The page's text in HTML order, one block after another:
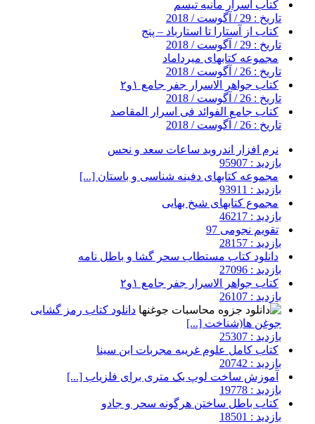
کتاب اسرار مانیه تیسم
تاریخ : 29 / آگوست / 2018
کتاب از آستارا تا استارباد – پنج
تاریخ : 29 / آگوست / 2018
مجموعه کتابهای میرداماد
تاریخ : 26 / آگوست / 2018
کتاب جواهر الاسرار جفر جامع ۱و۲
تاریخ : 26 / آگوست / 2018
کتاب جامع الفوائد فی اسرار المقاصد
تاریخ : 26 / آگوست / 2018
نرم افزار اندروید ساعات سعد و نحس
بازدید : 95907
مجموعه کتابهای دفینه شناسی و باستان [...]
بازدید : 93911
مجموع کتابهای شیخ بهایی
بازدید : 46217
تقویم نجومی 97
بازدید : 28157
دانلود کتاب مستطاب سحر گشا و باطل نامه
بازدید : 27096
کتاب جواهر الاسرار جفر جامع ۱و۲
بازدید : 26107
دانلود کتاب رمز گشایی
جوغن ها(شناخت [...]
بازدید : 25307
کتاب کامل علوم غریبه مجربات ابن سینا
بازدید : 20742
آموزش ساخت لوپ یک متری برای فلزیاب [...]
بازدید : 19778
کتاب باطل ساختن هرگونه سحر و جادو
بازدید : 18501